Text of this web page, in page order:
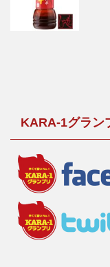
KARA-1グラン